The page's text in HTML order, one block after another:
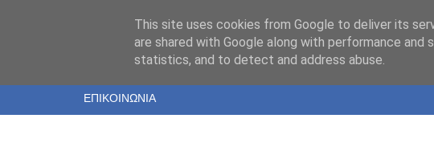
ΤΑΥΤΟΤΗΤΑ
ΕΝΤΥΠΗ ΕΚΔΟΣΗ
ΕΠΙΚΟΙΝΩΝΙΑ
This site uses cookies from Google to deliver its
are shared with Google along with performance
statistics, and to detect and address abuse.